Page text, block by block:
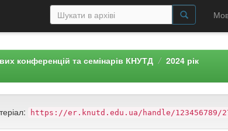
конференцій та семінарів КНУТД
2024 рік
https://er.knutd.edu.ua/handle/123456789/